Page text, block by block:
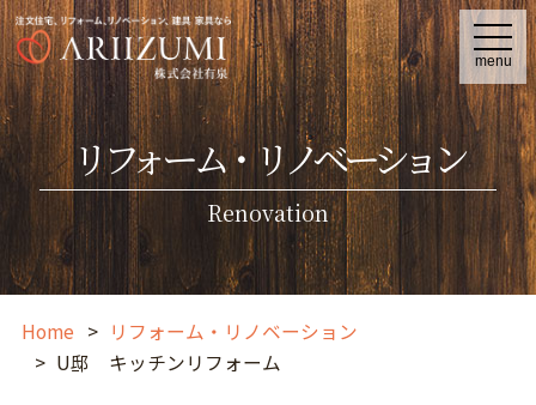
t
o
g
g
l
n
v
i
menu
リフォーム・リノベーション
Renovation
Home
リフォーム・リノベーション
U邸 キッチンリフォーム